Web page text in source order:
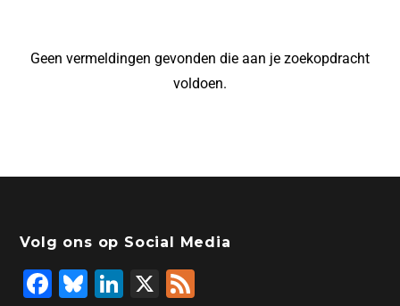
Geen vermeldingen gevonden die aan je zoekopdracht
voldoen.
Volg ons op Social Media
F
Bl
Li
X